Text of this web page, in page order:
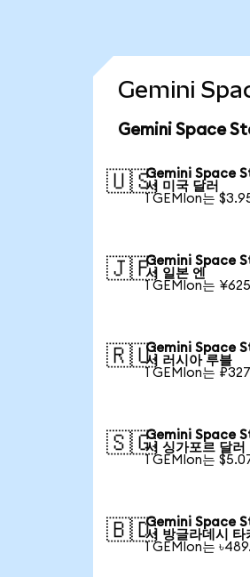
Gemini
Gemini Space
🇺🇸Gemini Space
서 미국 달러
1 GEMIon는
🇯🇵Gemini Space
서 일본 엔
1 GEMIon는
🇷🇺Gemini Space
서 러시아 루블
1 GEMIon는
🇸🇬Gemini Space
서 싱가포르 달러
1 GEMIon는
🇧🇩Gemini Space
서 방글라데시 타
1 GEMIon는